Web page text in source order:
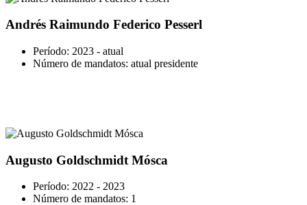
Andrés Raimundo Federico Pesserl
Período: 2023 - atual
Número de mandatos: atual presidente
Augusto Goldschmidt Mósca
Período: 2022 - 2023
Número de mandatos: 1